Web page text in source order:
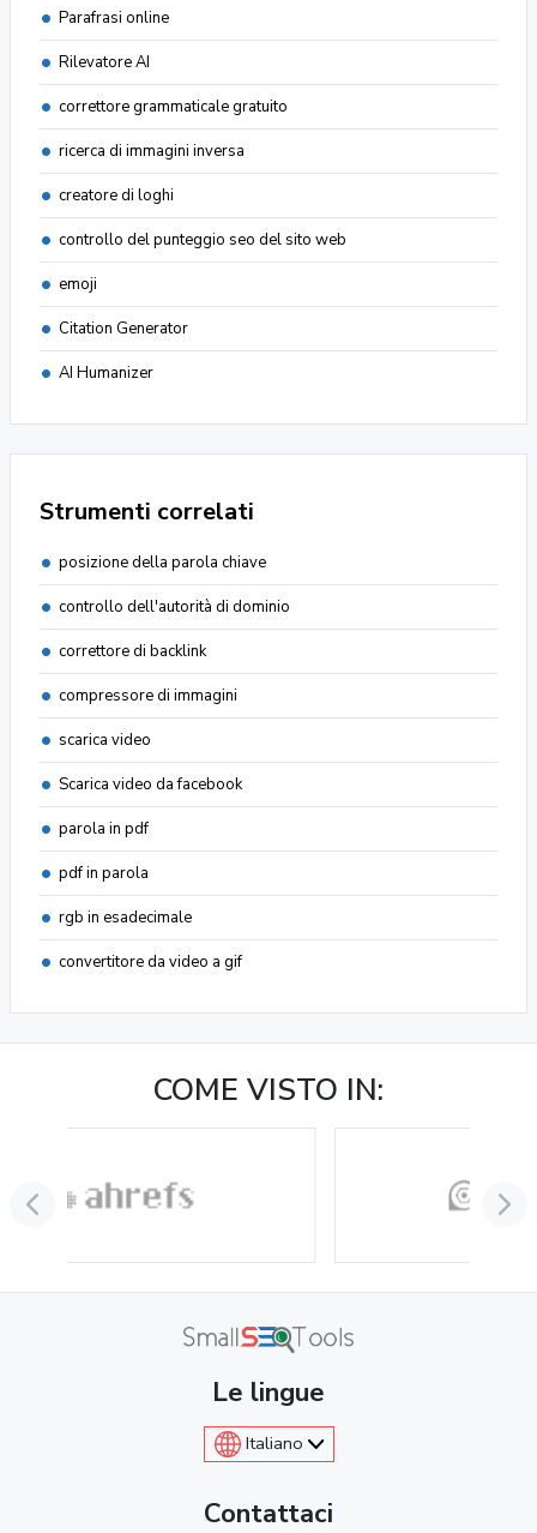
Parafrasi online
Rilevatore AI
correttore grammaticale gratuito
ricerca di immagini inversa
creatore di loghi
controllo del punteggio seo del sito web
emoji
Citation Generator
AI Humanizer
Strumenti correlati
posizione della parola chiave
controllo dell'autorità di dominio
correttore di backlink
compressore di immagini
scarica video
Scarica video da facebook
parola in pdf
pdf in parola
rgb in esadecimale
convertitore da video a gif
COME VISTO IN:
Le lingue
Italiano
Contattaci